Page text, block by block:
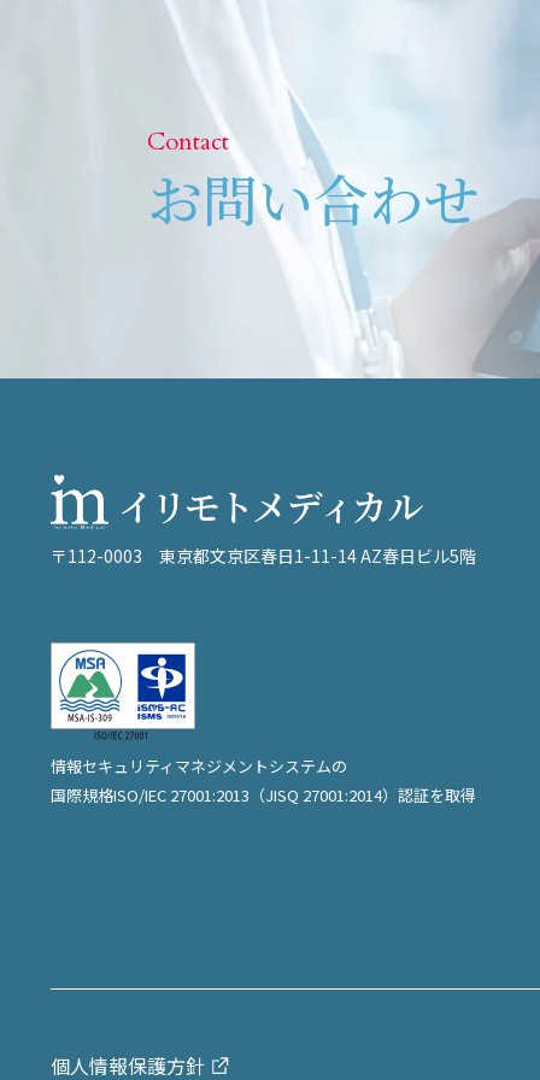
Contact
お問い合わせ
〒112-0003 東京都文京区春日1-11-14 AZ春日ビル5階
情報セキュリティマネジメントシステムの
国際規格ISO/IEC 27001:2013（JISQ 27001:2014） 認証を取得
個人情報保護方針